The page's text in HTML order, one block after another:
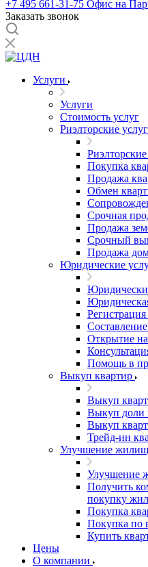
+7 495 661-31-75 Офис на
Заказать звонок
Услуги
Услуги
Стоимость услуг
Риэлторские
Покупка
Продажа
Обмен
Срочная
Продажа
Срочный
Продажа
Юридические
Открытие
Помощь в
Выкуп квартир
Выкуп
Выкуп доли
Выкуп
Трейд-ин
Улучшение
Улучшение
Получить
покупку
Покупка
Покупка по
Купить
Цены
О компании